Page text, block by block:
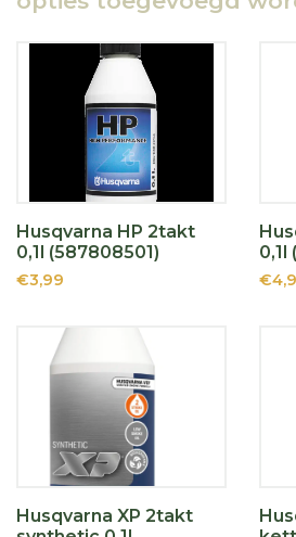
Husqvarna HP 2takt
0,1l (587808501)
€3,99
0,1l
Husqvarna XP 2takt